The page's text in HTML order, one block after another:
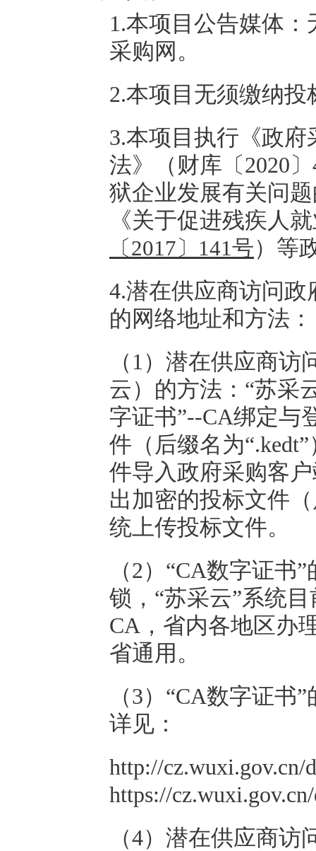
1.本项目公告媒体
采购网。
2.本项目无须缴纳投
3.本项目执行《政
法》（财库〔2020
狱企业发展有关问
《关于促进残疾人
〔2017〕141号）等
4.潜在供应商访问
的网络地址和方法：
（1）潜在供应商
云）的方法：“苏采
字证书”--CA绑定与
件（后缀名为
件导入政府采购客
出加密的投标文件
统上传投标文件。
（2）“CA数字证书
锁，“苏采云”系统
CA，省内各地区办
省通用。
（3）“CA数字证书
详见：
http://cz.wuxi.gov.cn/
https://
（4）潜在供应商